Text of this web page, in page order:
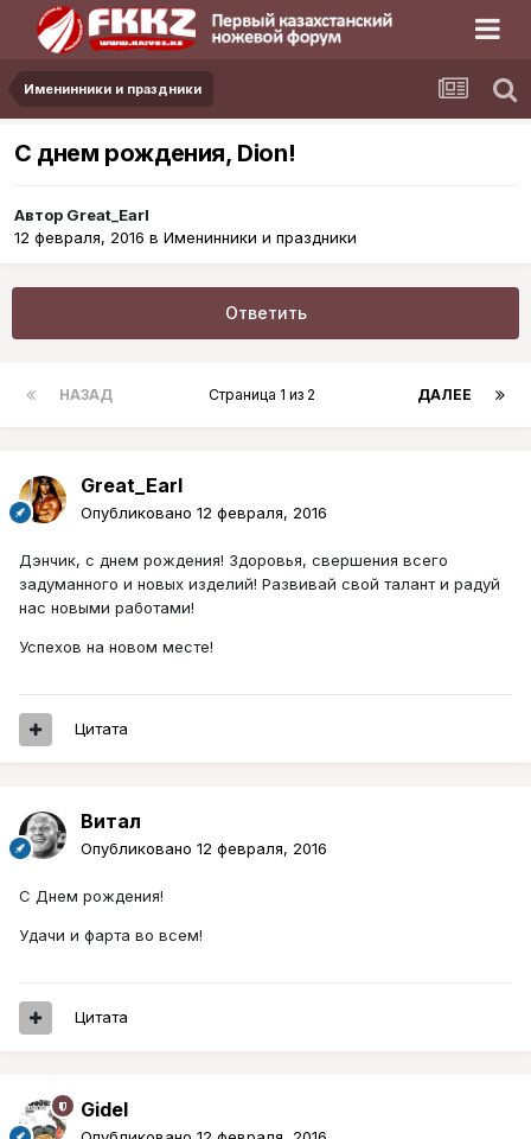
Именинники и праздники
С днем рождения, Dion!
Автор Great_Earl
12 февраля, 2016 в Именинники и праздники
Ответить
НАЗАД ДАЛЕЕ
Страница 1 из 2
Great_Earl
Опубликовано 12 февраля, 2016
Дэнчик, с днем рождения! Здоровья, свершения всего
задуманного и новых изделий! Развивай свой талант и радуй
нас новыми работами!
Успехов на новом месте!
Цитата
Витал
Опубликовано 12 февраля, 2016
С Днем рождения!
Удачи и фарта во всем!
Цитата
Gidel